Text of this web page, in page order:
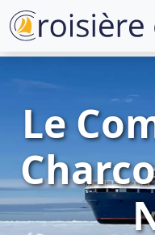
Le